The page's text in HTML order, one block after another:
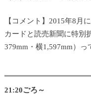
【コメント】2015年8月
カードと読売新聞に特別
379mm・横1,597mm）っ
21:20ごろ～